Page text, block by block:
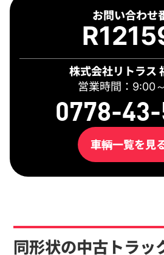
お問い合わせ
株式会社リトラス
営業時間：9:00
0778-43-
車輌一覧を見
同形状の中古トラッ